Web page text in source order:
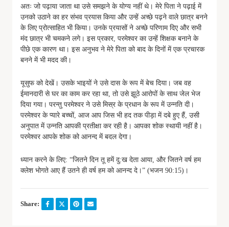
अतः जो पढ़ाया जाता था उसे समझने के योग्य नहीं थे। मेरे पिता ने पढ़ाई में
उनको उठाने का हर संभव प्रयास किया और उन्हें अच्छे पढ़ने वाले छात्र बनने
के लिए प्रोत्साहित भी किया। उनके प्रयासों ने अच्छे परिणाम दिए और सभी
मंद छात्र भी चमकने लगे। इस प्रकार, परमेश्वर का उन्हें शिक्षक बनाने के
पीछे एक कारण था। इस अनुभव ने मेरे पिता को बाद के दिनों में एक प्रचारक
बनने में भी मदद की।
यूसुफ को देखें। उसके भाइयों ने उसे दास के रूप में बेच दिया। जब वह
ईमानदारी से घर का काम कर रहा था, तो उसे झूठे आरोपों के साथ जेल भेज
दिया गया। परन्तु परमेश्वर ने उसे मिस्र के प्रधान के रूप में उन्नति दी।
परमेश्वर के प्यारे बच्चों, आज आप जिस भी हद तक पीड़ा में दबे हुए हैं, उसी
अनुपात में उन्नति आपकी प्रतीक्षा कर रही है। आपका शोक स्थायी नहीं है।
परमेश्वर आपके शोक को आनन्द में बदल देगा।
ध्यान करने के लिए: “जितने दिन तू हमें दु:ख देता आया, और जितने वर्ष हम
क्लेश भोगते आए हैं उतने ही वर्ष हम को आनन्द दे।” (भजन 90:15)।
Share: